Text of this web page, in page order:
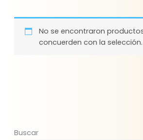
Buscar
No se encontraron
concuerden con la selección.